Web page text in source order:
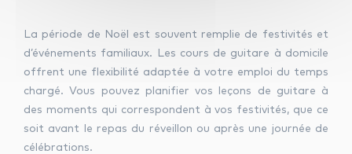
La période de Noël est souvent remplie de festivités et
d’événements familiaux. Les cours de guitare à domicile
offrent une flexibilité adaptée à votre emploi du temps
chargé. Vous pouvez planifier vos leçons de guitare à
des moments qui correspondent à vos festivités, que ce
soit avant le repas du réveillon ou après une journée de
célébrations.